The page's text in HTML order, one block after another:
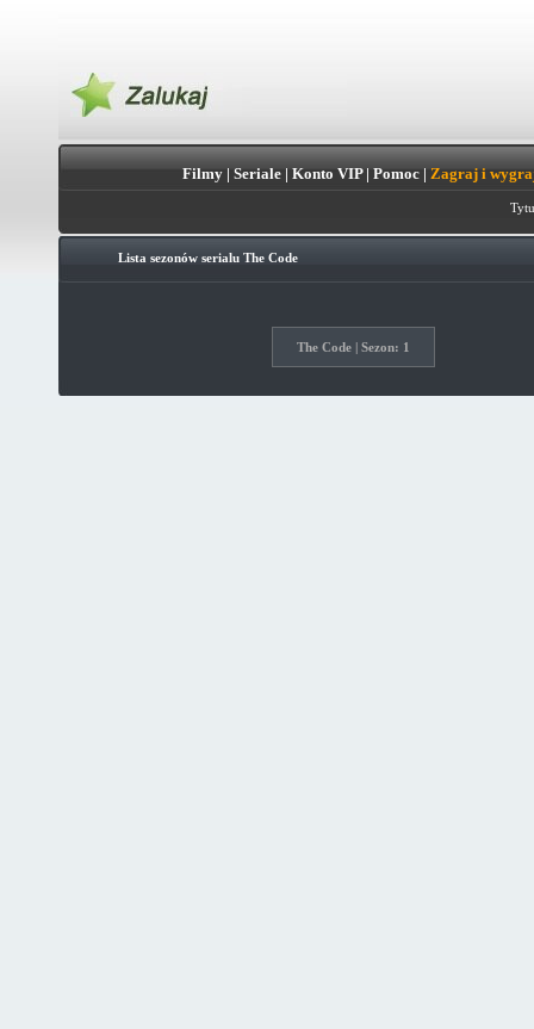
Filmy| Seriale| Konto VIP| Pomoc| Zagraj i
Lista sezonów serialu The Code
The Code | Sezon: 1